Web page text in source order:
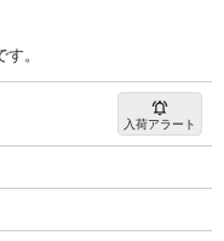
。
入荷アラート